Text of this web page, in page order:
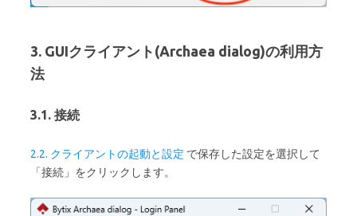
3. GUIクライアント(Archaea dialog)の利用方
法
3.1. 接続
2.2. クライアントの起動と設定 で保存した設定を選択して
「接続」をクリックします。